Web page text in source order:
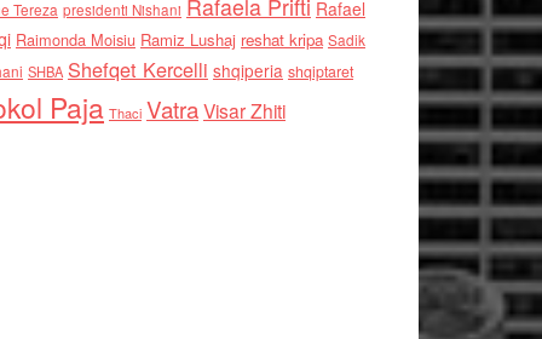
Tereza presidenti Nishani Rafaela Prifti Rafael
Raimonda Moisiu Ramiz Lushaj reshat kripa Sadik
SHBA Shefqet Kercelli shqiperia shqiptaret
Paja Thaci VatraVisar Zhiti